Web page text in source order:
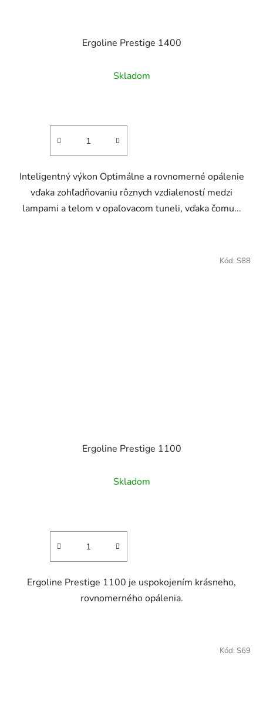
Ergoline Prestige 1400
Skladom
Inteligentný výkon Optimálne a rovnomerné opálenie
vďaka zohľadňovaniu rôznych vzdialeností medzi
lampami a telom v opaľovacom tuneli, vďaka čomu...
Ergoline Prestige 1100
Skladom
Ergoline Prestige 1100 je uspokojením krásneho,
rovnomerného opálenia.
Kód: S88
Kód: S69